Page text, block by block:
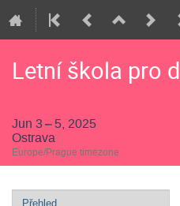
Letní škola pro
Jun 3 – 5, 2025
Ostrava
Europe/Prague timezone
Event
Přehled